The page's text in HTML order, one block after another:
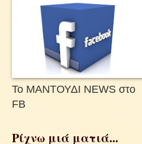
Το ΜΑΝΤΟΥΔΙ NEWS στο
FB
Ρίχνω μιά ματιά...